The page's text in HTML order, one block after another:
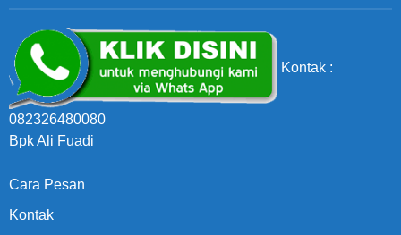
Kontak :
082326480080
Bpk Ali Fuadi
Cara Pesan
Kontak